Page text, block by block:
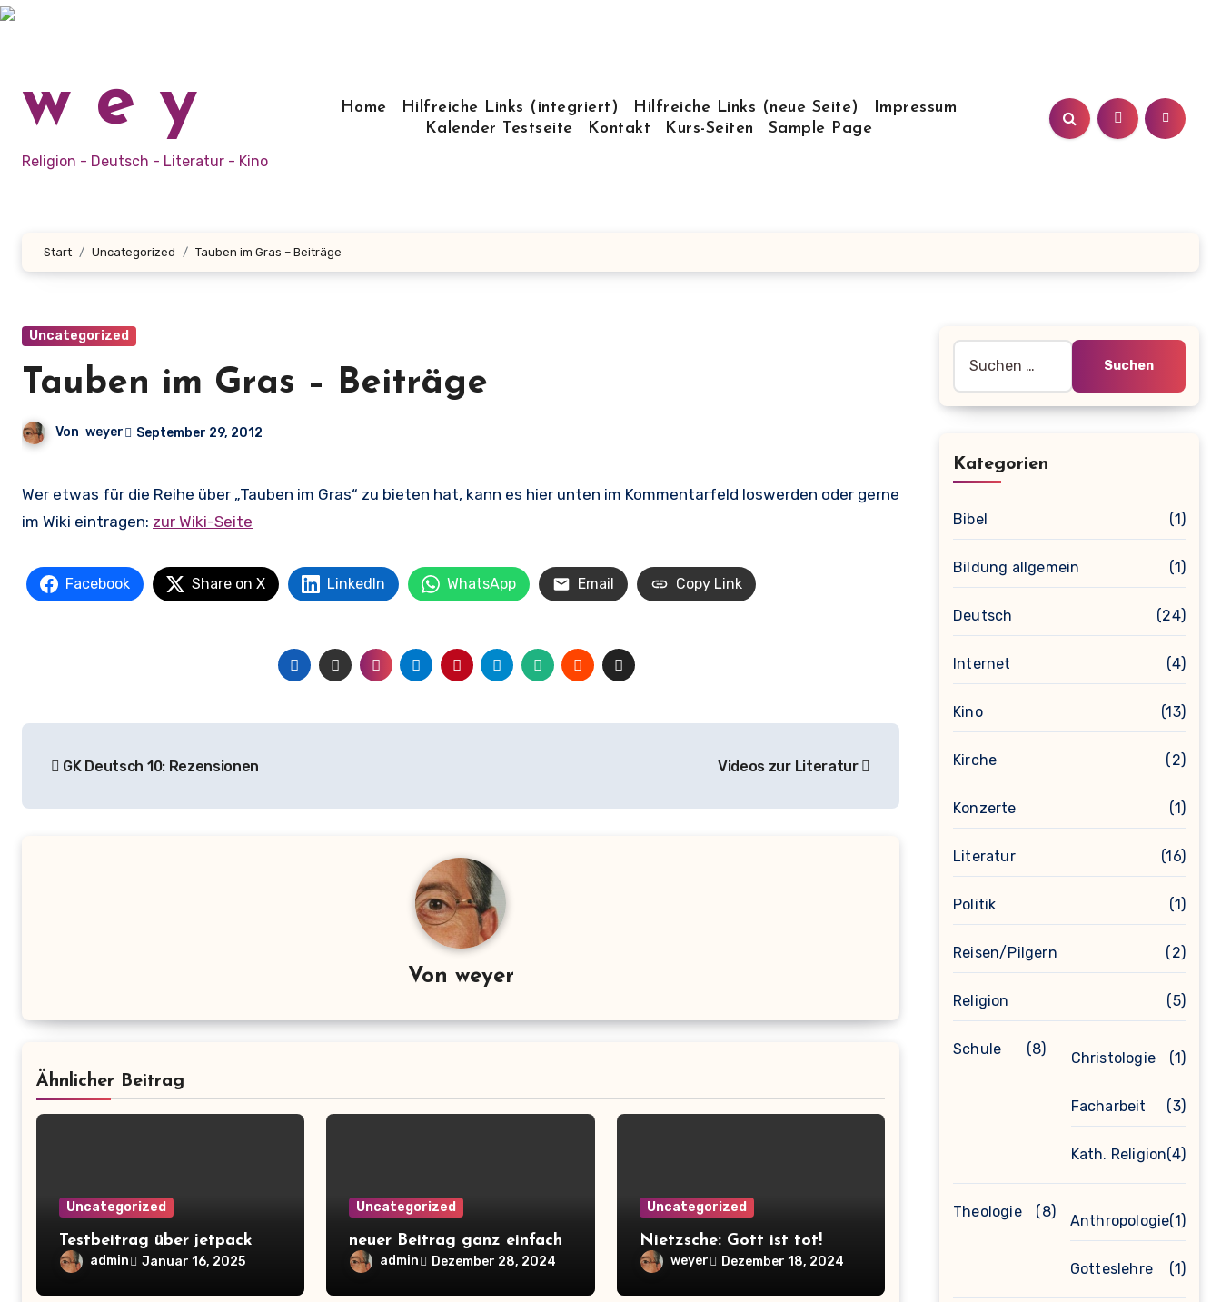
Zum
w e y
Religion - Deutsch - Literatur - Kino
Home Hilfreiche Links (integriert) Hilfreiche Links (neue Seite)
Impressum
Kalender Testseite
Kontakt Kurs-Seiten Sample Page
Start Uncategorized Tauben im Gras – Beiträge
Uncategorized
Tauben im Gras – Beiträge
Von weyer September 29, 2012
Wer etwas für die Reihe über „Tauben im Gras“ zu bieten hat, kann es hier unten im Kommentarfeld loswerden oder gerne
im Wiki eintragen: zur Wiki-Seite
Facebook Share on X LinkedIn WhatsApp Email Copy Link
Navigation
GK Deutsch 10: Rezensionen Videos zur Literatur
Von weyer
Ähnlicher Beitrag
Uncategorized
Testbeitrag über jetpack
admin Januar 16, 2025
Uncategorized
neuer Beitrag ganz einfach
admin Dezember 28, 2024
Uncategorized
Nietzsche: Gott ist tot!
weyer Dezember 18, 2024
nach:
Kategorien
Bibel (1)
Bildung allgemein (1)
Deutsch (24)
Internet (4)
Kino (13)
Kirche (2)
Konzerte (1)
Literatur (16)
Politik (1)
Reisen/Pilgern (2)
Religion (5)
Schule (8)
Christologie (1)
Facharbeit (3)
Kath. Religion(4)
Theologie (8)
Anthropologie(1)
Gotteslehre (1)